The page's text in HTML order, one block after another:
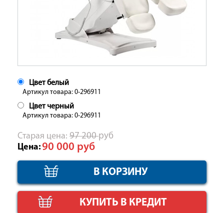
Цвет белый
Артикул товара: 0-296911
Цвет черный
Артикул товара: 0-296911
Cтарая цена: 97 200руб
Цена:90 000 руб
КУПИТЬ В КРЕДИТ